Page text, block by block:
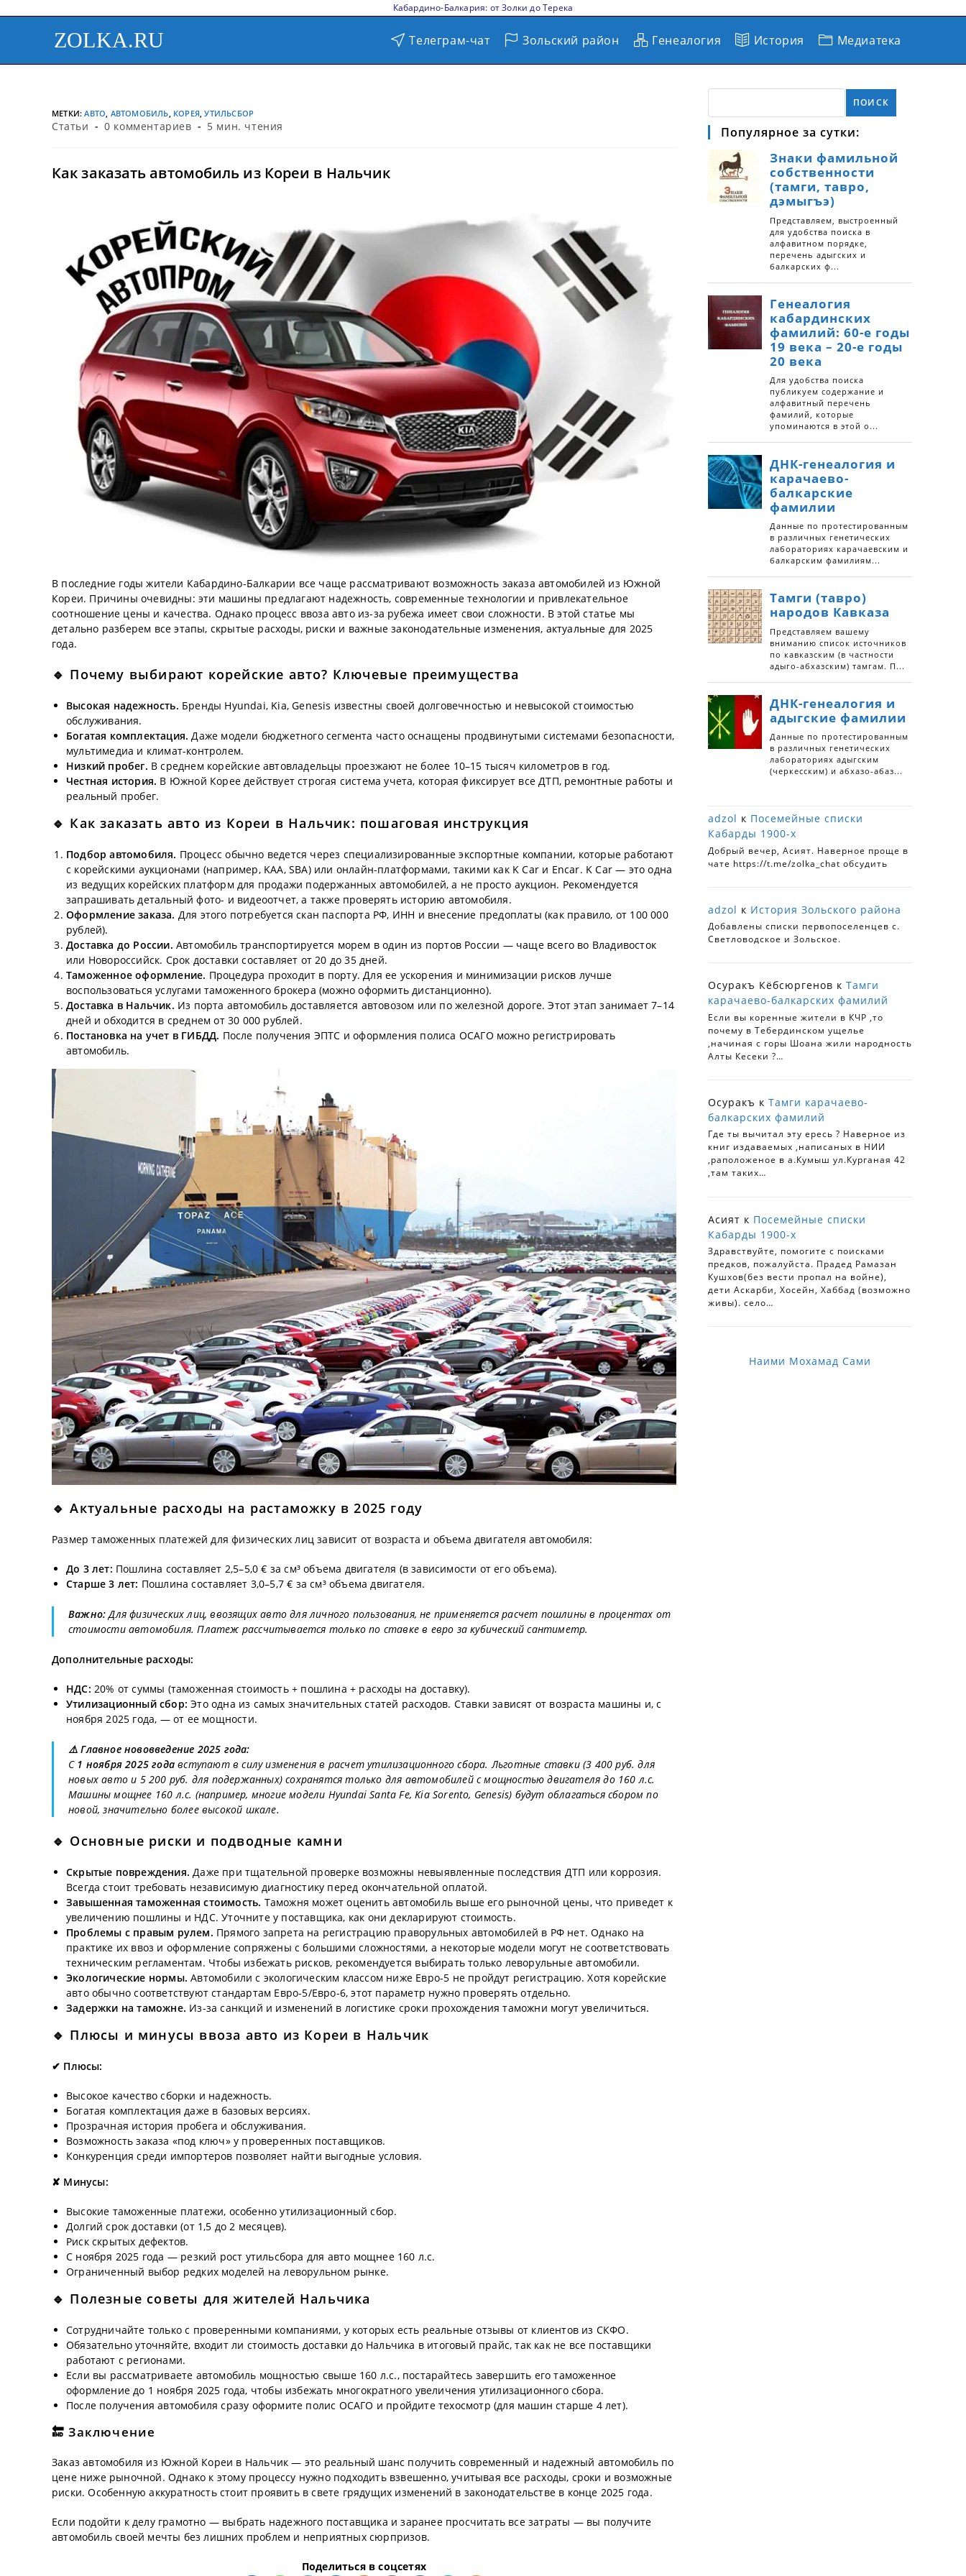
Кабардино-Балкария: от Золки до Терека
ZOLKA.RU Телеграм-чат Зольский район Генеалогия История Медиатека
МЕТКИ:АВТО, АВТОМОБИЛЬ, КОРЕЯ, УТИЛЬСБОР
Статьи 0 комментариев 5 мин. чтения
Как заказать автомобиль из Кореи в Нальчик
В последние годы жители Кабардино-Балкарии все чаще рассматривают возможность заказа автомобилей из Южной
Кореи. Причины очевидны: эти машины предлагают надежность, современные технологии и привлекательное
соотношение цены и качества. Однако процесс ввоза авто из-за рубежа имеет свои сложности. В этой статье мы
детально разберем все этапы, скрытые расходы, риски и важные законодательные изменения, актуальные для 2025
года.
🔹 Почему выбирают корейские авто? Ключевые преимущества
Высокая надежность. Бренды Hyundai, Kia, Genesis известны своей долговечностью и невысокой стоимостью
обслуживания.
Богатая комплектация. Даже модели бюджетного сегмента часто оснащены продвинутыми системами безопасности,
мультимедиа и климат-контролем.
Низкий пробег. В среднем корейские автовладельцы проезжают не более 10–15 тысяч километров в год.
Честная история. В Южной Корее действует строгая система учета, которая фиксирует все ДТП, ремонтные работы и
реальный пробег.
🔹 Как заказать авто из Кореи в Нальчик: пошаговая инструкция
Подбор автомобиля. Процесс обычно ведется через специализированные экспортные компании, которые работают
с корейскими аукционами (например, KAA, SBA) или онлайн-платформами, такими как K Car и Encar. K Car — это одна
из ведущих корейских платформ для продажи подержанных автомобилей, а не просто аукцион. Рекомендуется
запрашивать детальный фото- и видеоотчет, а также проверять историю автомобиля.
Оформление заказа. Для этого потребуется скан паспорта РФ, ИНН и внесение предоплаты (как правило, от 100 000
рублей).
Доставка до России. Автомобиль транспортируется морем в один из портов России — чаще всего во Владивосток
или Новороссийск. Срок доставки составляет от 20 до 35 дней.
Таможенное оформление. Процедура проходит в порту. Для ее ускорения и минимизации рисков лучше
воспользоваться услугами таможенного брокера (можно оформить дистанционно).
Доставка в Нальчик. Из порта автомобиль доставляется автовозом или по железной дороге. Этот этап занимает 7–14
дней и обходится в среднем от 30 000 рублей.
Постановка на учет в ГИБДД. После получения ЭПТС и оформления полиса ОСАГО можно регистрировать
автомобиль.
🔹 Актуальные расходы на растаможку в 2025 году
Размер таможенных платежей для физических лиц зависит от возраста и объема двигателя автомобиля:
До 3 лет: Пошлина составляет 2,5–5,0 € за см³ объема двигателя (в зависимости от его объема).
Старше 3 лет: Пошлина составляет 3,0–5,7 € за см³ объема двигателя.
Важно:Для физических лиц, ввозящих авто для личного пользования, не применяется расчет пошлины в процентах от
стоимости автомобиля. Платеж рассчитывается только по ставке в евро за кубический сантиметр.
Дополнительные расходы:
НДС: 20% от суммы (таможенная стоимость + пошлина + расходы на доставку).
Утилизационный сбор: Это одна из самых значительных статей расходов. Ставки зависят от возраста машины и, с
ноября 2025 года, — от ее мощности.
⚠️ Главное нововведение 2025 года:
С 1 ноября 2025 года вступают в силу изменения в расчет утилизационного сбора. Льготные ставки (3 400 руб. для
новых авто и 5 200 руб. для подержанных) сохранятся только для автомобилей с мощностью двигателя до 160 л.с.
Машины мощнее 160 л.с. (например, многие модели Hyundai Santa Fe, Kia Sorento, Genesis) будут облагаться сбором по
новой, значительно более высокой шкале.
🔹 Основные риски и подводные камни
Скрытые повреждения. Даже при тщательной проверке возможны невыявленные последствия ДТП или коррозия.
Всегда стоит требовать независимую диагностику перед окончательной оплатой.
Завышенная таможенная стоимость. Таможня может оценить автомобиль выше его рыночной цены, что приведет к
увеличению пошлины и НДС. Уточните у поставщика, как они декларируют стоимость.
Проблемы с правым рулем. Прямого запрета на регистрацию праворульных автомобилей в РФ нет. Однако на
практике их ввоз и оформление сопряжены с большими сложностями, а некоторые модели могут не соответствовать
техническим регламентам. Чтобы избежать рисков, рекомендуется выбирать только леворульные автомобили.
Экологические нормы. Автомобили с экологическим классом ниже Евро-5 не пройдут регистрацию. Хотя корейские
авто обычно соответствуют стандартам Евро-5/Евро-6, этот параметр нужно проверять отдельно.
Задержки на таможне. Из-за санкций и изменений в логистике сроки прохождения таможни могут увеличиться.
🔹 Плюсы и минусы ввоза авто из Кореи в Нальчик
✔ Плюсы:
Высокое качество сборки и надежность.
Богатая комплектация даже в базовых версиях.
Прозрачная история пробега и обслуживания.
Возможность заказа «под ключ» у проверенных поставщиков.
Конкуренция среди импортеров позволяет найти выгодные условия.
✘ Минусы:
Высокие таможенные платежи, особенно утилизационный сбор.
Долгий срок доставки (от 1,5 до 2 месяцев).
Риск скрытых дефектов.
С ноября 2025 года — резкий рост утильсбора для авто мощнее 160 л.с.
Ограниченный выбор редких моделей на леворульном рынке.
🔹 Полезные советы для жителей Нальчика
Сотрудничайте только с проверенными компаниями, у которых есть реальные отзывы от клиентов из СКФО.
Обязательно уточняйте, входит ли стоимость доставки до Нальчика в итоговый прайс, так как не все поставщики
работают с регионами.
Если вы рассматриваете автомобиль мощностью свыше 160 л.с., постарайтесь завершить его таможенное
оформление до 1 ноября 2025 года, чтобы избежать многократного увеличения утилизационного сбора.
После получения автомобиля сразу оформите полис ОСАГО и пройдите техосмотр (для машин старше 4 лет).
🔚 Заключение
Заказ автомобиля из Южной Кореи в Нальчик — это реальный шанс получить современный и надежный автомобиль по
цене ниже рыночной. Однако к этому процессу нужно подходить взвешенно, учитывая все расходы, сроки и возможные
риски. Особенную аккуратность стоит проявить в свете грядущих изменений в законодательстве в конце 2025 года.
Если подойти к делу грамотно — выбрать надежного поставщика и заранее просчитать все затраты — вы получите
автомобиль своей мечты без лишних проблем и неприятных сюрпризов.
Поделиться в соцсетях
ПОИСК
Популярное за сутки:
adzol к Посемейные списки
Кабарды 1900-х
Добрый вечер, Асият. Наверное проще в
чате https://t.me/zolka_chat обсудить
adzol к История Зольского района
Добавлены списки первопоселенцев с.
Светловодское и Зольское.
Осуракъ Кёбсюргенов к Тамги
карачаево-балкарских фамилий
Если вы коренные жители в КЧР ,то
почему в Тебердинском ущелье
,начиная с горы Шоана жили народность
Алты Кесеки ?…
Осуракъ к Тамги карачаево-
балкарских фамилий
Где ты вычитал эту ересь ? Наверное из
книг издаваемых ,написаных в НИИ
,раположеное в а.Кумыш ул.Курганая 42
,там таких…
Асият к Посемейные списки
Кабарды 1900-х
Здравствуйте, помогите с поисками
предков, пожалуйста. Прадед Рамазан
Кушхов(без вести пропал на войне),
дети Аскарби, Хосейн, Хаббад (возможно
живы). село…
Наими Мохамад Сами